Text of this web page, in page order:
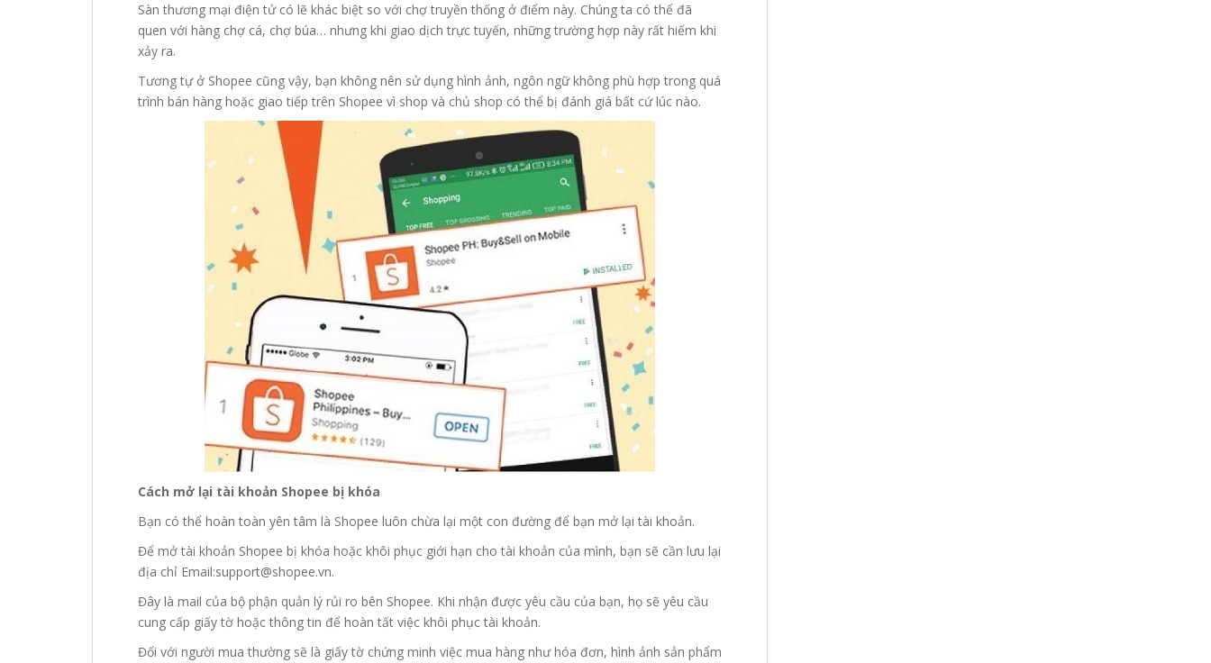
Sàn thương mại điện tử có lẽ khác biệt so với chợ truyền thống ở điểm này. Chúng ta có thể đã
quen với hàng chợ cá, chợ búa… nhưng khi giao dịch trực tuyến, những trường hợp này rất hiếm khi
xảy ra.
Tương tự ở Shopee cũng vậy, bạn không nên sử dụng hình ảnh, ngôn ngữ không phù hợp trong quá
trình bán hàng hoặc giao tiếp trên Shopee vì shop và chủ shop có thể bị đánh giá bất cứ lúc nào.
Cách mở lại tài khoản Shopee bị khóa
Bạn có thể hoàn toàn yên tâm là Shopee luôn chừa lại một con đường để bạn mở lại tài khoản.
Để mở tài khoản Shopee bị khóa hoặc khôi phục giới hạn cho tài khoản của mình, bạn sẽ cần lưu lại
địa chỉ Email:support@shopee.vn.
Đây là mail của bộ phận quản lý rủi ro bên Shopee. Khi nhận được yêu cầu của bạn, họ sẽ yêu cầu
cung cấp giấy tờ hoặc thông tin để hoàn tất việc khôi phục tài khoản.
Đối với người mua thường sẽ là giấy tờ chứng minh việc mua hàng như hóa đơn, hình ảnh sản phẩm